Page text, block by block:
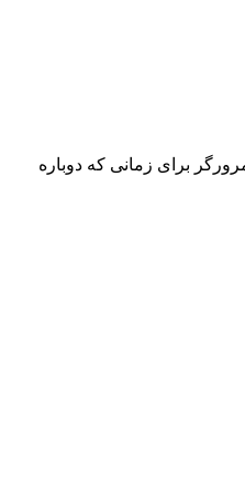
برای زمانی که دوباره